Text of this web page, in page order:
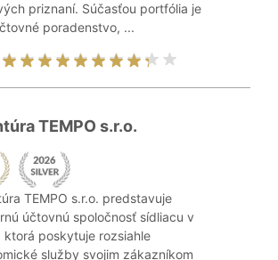
priznaní. Súčasťou portfólia je
poradenstvo, ...
TEMPO s.r.o.
TEMPO s.r.o. predstavuje
účtovnú spoločnosť sídliacu v
ktorá poskytuje rozsiahle
služby svojim zákazníkom